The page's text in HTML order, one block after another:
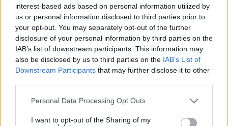
interest-based ads based on personal information utilized by
us or personal information disclosed to third parties prior to
your opt-out. You may separately opt-out of the further
disclosure of your personal information by third parties on the
IAB’s list of downstream participants. This information may
also be disclosed by us to third parties on the IAB’s List of
Downstream Participants that may further disclose it to other
Please note that this website/app uses one or more Google
not limited to your visit or usage behaviour. You may click to
Personal Data Processing Opt Outs
I want to opt-out of the Sharing of my